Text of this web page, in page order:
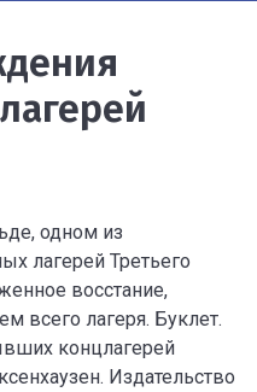
одном из
лагерей Третьего
восстание,
всего лагеря. Буклет.
концлагерей
Издательство